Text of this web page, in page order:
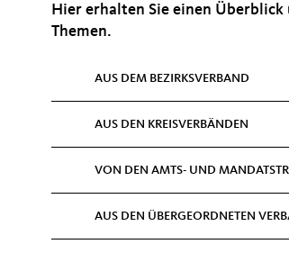
Hier erhalten Sie einen Überblick
Themen.
AUS DEM BEZIRKSVERBAND
AUS DEN KREISVERBÄNDEN
VON DEN AMTS- UND
AUS DEN ÜBERGEORDNETEN